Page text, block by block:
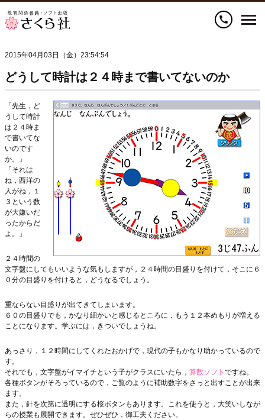
call
2015年04月03日（金）23:54:54
どうして時計は２４時まで書いてないのか
「先生，ど
うして時計
は２４時ま
で書いてな
いのです
か。」
「それは
ね，西洋の
人がね，１
３という数
が大嫌いだ
ったからだ
よ。」
２４時間の
文字盤にしてもいいような気もしますが，２４時間の目盛りを付けて，そこに６
０分の目盛りを付けると，どうなるでしょう。
重ならない目盛りが出てきてしまいます。
６０の目盛りでも，かなり細かいと感じるところに，もう１２本めもりが増える
ことになります。学ぶには，きついでしょうね。
あっさり，１２時間にしてくれたおかげで，現代の子もかなり助かっているので
す。
それでも，文字盤がイマイチという子がクラスにいたら， 算数ソフト ですね。
各種ボタンがそろっているので，ご覧のように補助数字をさっと出すことが出来
ます。
また，針を次第に透明にする桜ボタンもあります。これを使うと，大笑いしなが
らの授業も展開できます。ぜひぜひ，御工夫ください。